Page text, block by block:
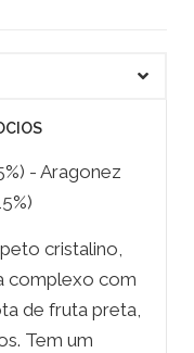
- Aragonez
cristalino,
complexo com
de fruta preta,
Tem um